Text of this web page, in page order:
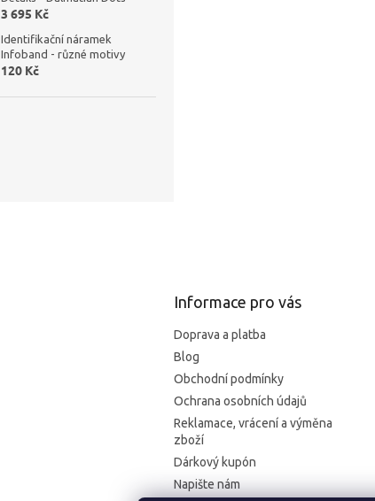
3 695 Kč
Identifikační náramek
Infoband - různé motivy
120 Kč
Informace pro vás
Doprava a platba
Blog
Obchodní podmínky
Ochrana osobních údajů
Reklamace, vrácení a výměna
zboží
Dárkový kupón
Napište nám